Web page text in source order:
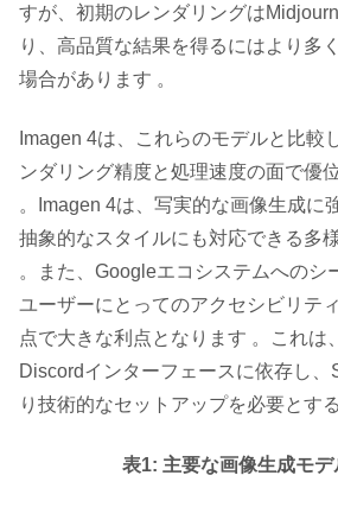
すが、初期のレンダリングは
り、高品質な結果を得るにはより多
場合があります 。
Imagen 4は、これらのモデルと比較
ンダリング精度と処理速度の面で優
。Imagen 4は、写実的な画像生成に
抽象的なスタイルにも対応できる多
。また、Googleエコシステムへのシ
ユーザーにとってのアクセシビリテ
点で大きな利点となります 。これは
Discordインターフェースに依存し、
り技術的なセットアップを必要とす
表1: 主要な画像生成モデ